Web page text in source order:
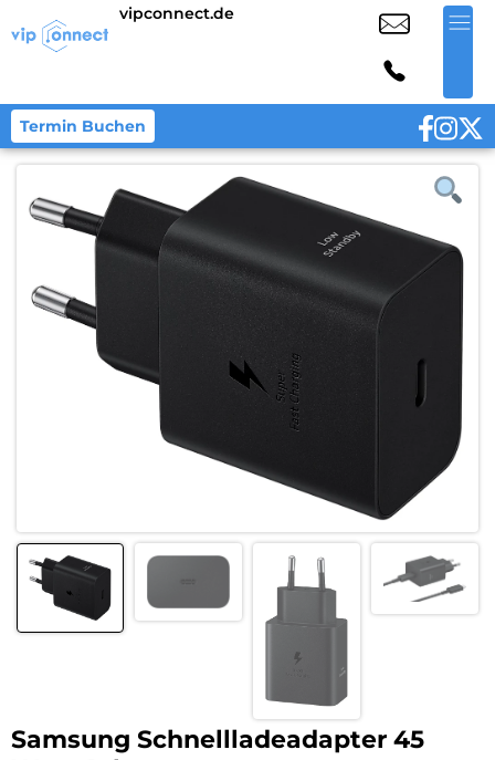
vipconnect.de
Termin Buchen
Samsung Schnellladeadapter 45